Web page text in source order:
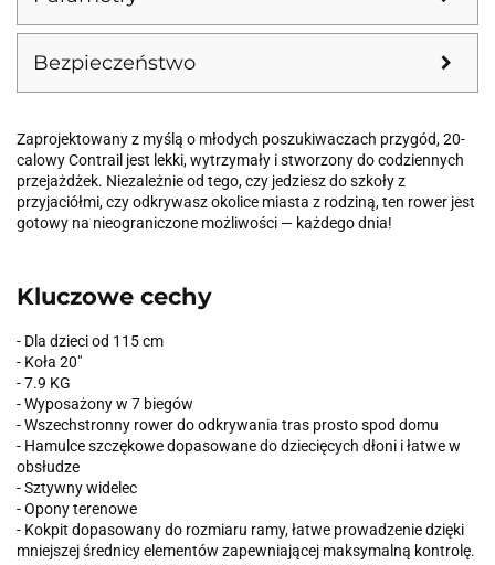
Bezpieczeństwo
Zaprojektowany z myślą o młodych poszukiwaczach przygód, 20-
calowy Contrail jest lekki, wytrzymały i stworzony do codziennych
przejażdżek. Niezależnie od tego, czy jedziesz do szkoły z
przyjaciółmi, czy odkrywasz okolice miasta z rodziną, ten rower jest
gotowy na nieograniczone możliwości — każdego dnia!
Kluczowe cechy
- Dla dzieci od 115 cm
- Koła 20"
- 7.9 KG
- Wyposażony w 7 biegów
- Wszechstronny rower do odkrywania tras prosto spod domu
- Hamulce szczękowe dopasowane do dziecięcych dłoni i łatwe w
obsłudze
- Sztywny widelec
- Opony terenowe
- Kokpit dopasowany do rozmiaru ramy, łatwe prowadzenie dzięki
mniejszej średnicy elementów zapewniającej maksymalną kontrolę.